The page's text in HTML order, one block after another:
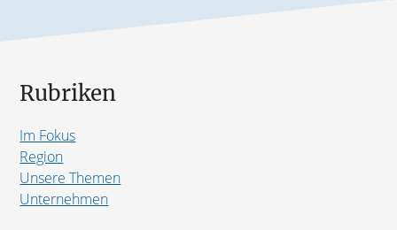
Rubriken
Im Fokus
Region
Unsere Themen
Unternehmen